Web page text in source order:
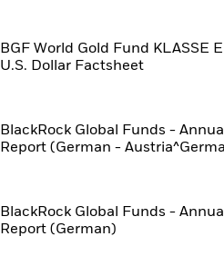
BGF World Gold Fund KLASSE
U.S. Dollar Factsheet
BlackRock Global Funds -
Report (German -
BlackRock Global Funds -
Report (German)